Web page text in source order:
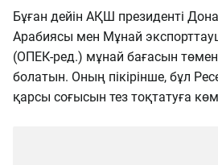
Бұған дейін АҚШ президенті
Арабиясы мен Мұнай
(ОПЕК-ред.) мұнай бағасын
болатын. Оның пікірінше, бұл
қарсы соғысын тез тоқтатуға